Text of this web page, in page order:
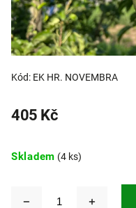
Kód: EK HR. NOVEMBRA
405 Kč
Skladem (4 ks)